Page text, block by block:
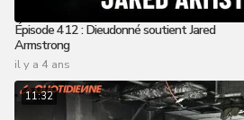
Épisode 412 : Dieudonné soutient Jared
Armstrong
il y a 4 ans
11:32